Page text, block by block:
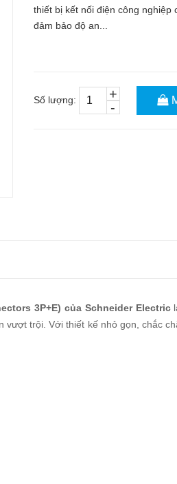
thiết bị kết nối điện công nghiệp
đảm bảo độ an...
Số lượng: -
+
3P+E) của Schneider Electric
trội. Với thiết kế nhỏ gọn, chắc